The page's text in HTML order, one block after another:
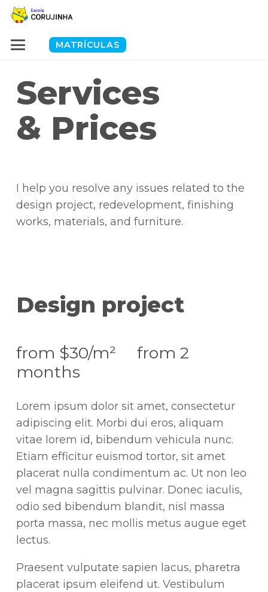
MATRÍCULAS
Services
& Prices
I help you resolve any issues related to the
design project, redevelopment, finishing
works, materials, and furniture.
Design project
from $30/m² from 2
months
Lorem ipsum dolor sit amet, consectetur
adipiscing elit. Morbi dui eros, aliquam
vitae lorem id, bibendum vehicula nunc.
Etiam efficitur euismod tortor, sit amet
placerat nulla condimentum ac. Ut non leo
vel magna sagittis pulvinar. Donec iaculis,
odio sed bibendum blandit, nisl massa
porta massa, nec mollis metus augue eget
lectus.
Praesent vulputate sapien lacus, pharetra
placerat ipsum eleifend ut. Vestibulum